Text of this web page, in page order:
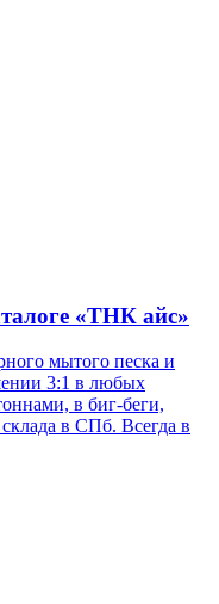
«ТНК айс»
мытого песка и
3:1 в любых
в биг-беги,
в СПб. Всегда в